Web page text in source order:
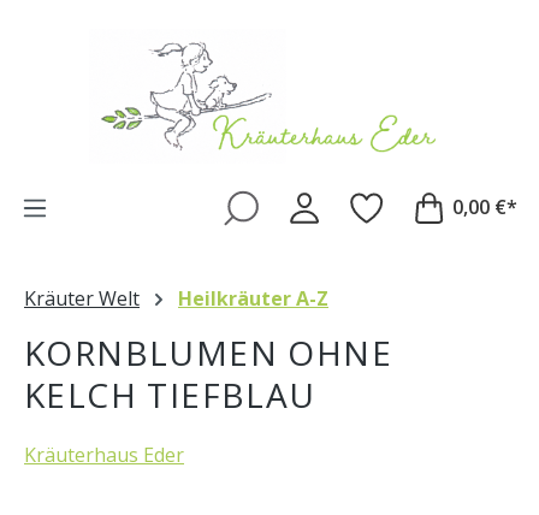
0,00 €*
Kräuter Welt Heilkräuter A-Z
KORNBLUMEN OHNE
KELCH TIEFBLAU
Kräuterhaus Eder